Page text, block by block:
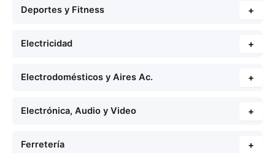
Deportes y Fitness +
Electricidad +
Electrodomésticos y Aires Ac. +
Electrónica, Audio y Video +
Ferretería +